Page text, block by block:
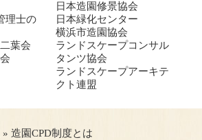
理士の
葉会
日本造園修景協会
日本緑化センター
横浜市造園協会
ランドスケープコンサル
タンツ協会
ランドスケープアーキテ
クト連盟
造園CPD制度とは